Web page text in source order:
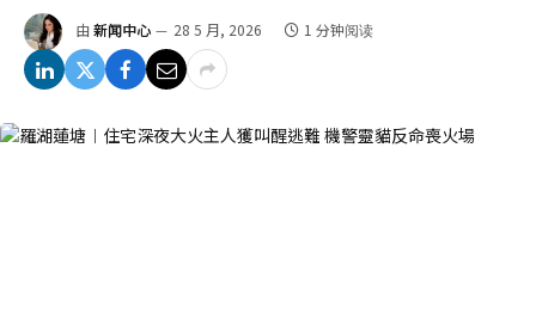
由 新闻中心 28 5 月, 2026 1 分钟阅读